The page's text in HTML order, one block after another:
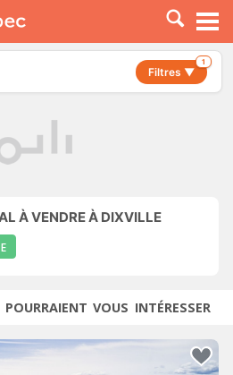
Filtres ▼
1
À VENDRE À DIXVILLE
VOUS INTÉRESSER